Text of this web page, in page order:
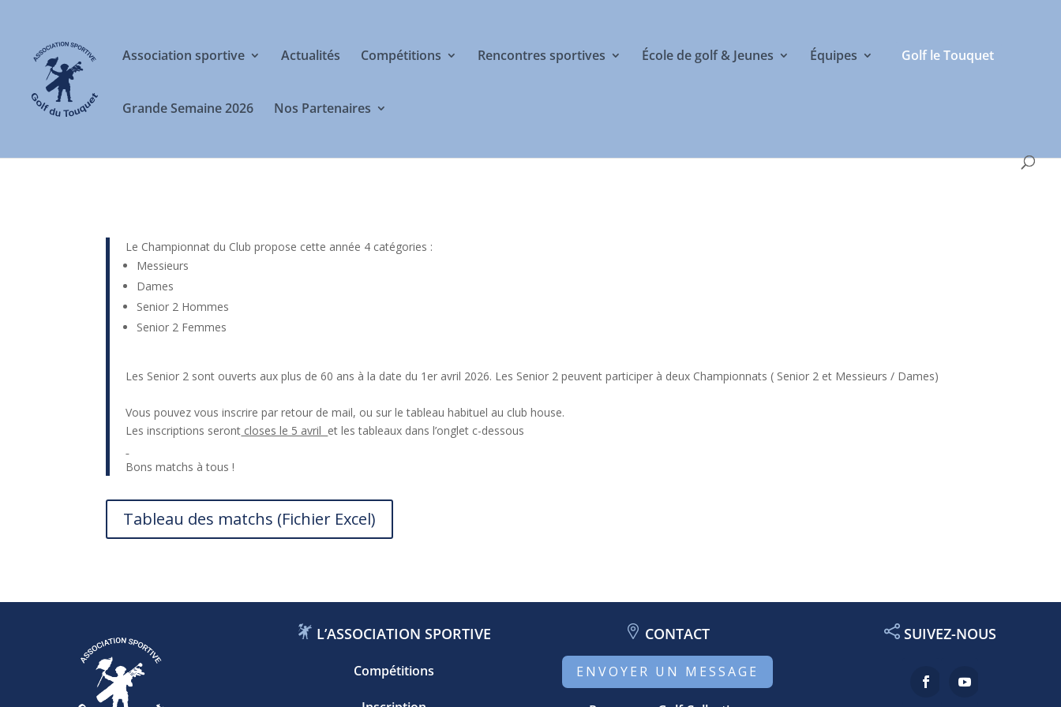
Association sportive Actualités Compétitions Rencontres sportives École de golf & Jeunes Équipes Golf le Touquet
Grande Semaine 2026 Nos Partenaires
Le Championnat du Club propose cette année 4 catégories :
Messieurs
Dames
Senior 2 Hommes
Senior 2 Femmes
Les Senior 2 sont ouverts aux plus de 60 ans à la date du 1er avril 2026. Les Senior 2 peuvent participer à deux Championnats ( Senior 2 et Messieurs / Dames)
Vous pouvez vous inscrire par retour de mail, ou sur le tableau habituel au club house.
Les inscriptions seront closes le 5 avril et les tableaux dans l’onglet c-dessous
Bons matchs à tous !
Tableau des matchs (Fichier Excel)
L’ASSOCIATION SPORTIVE
Compétitions
CONTACT
ENVOYER UN MESSAGE
SUIVEZ-NOUS